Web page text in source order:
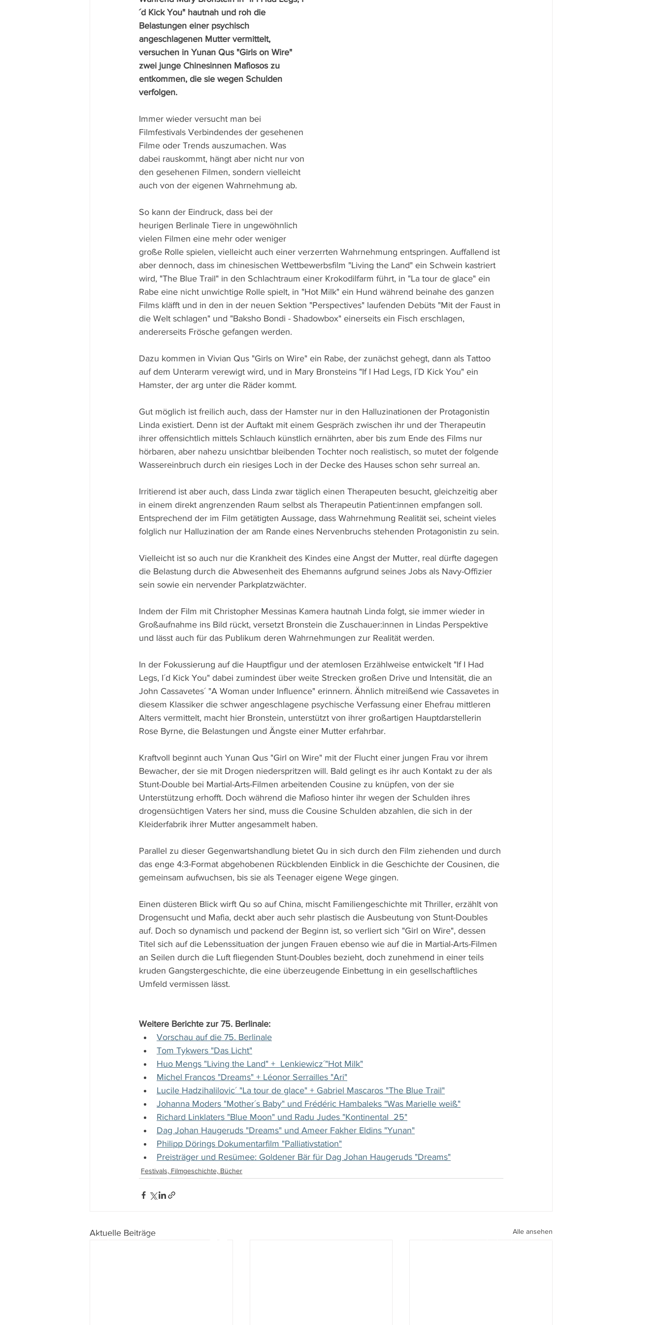
´d Kick You" hautnah und roh die
Belastungen einer psychisch
angeschlagenen Mutter vermittelt,
versuchen in Yunan Qus "Girls on Wire"
zwei junge Chinesinnen Mafiosos zu
entkommen, die sie wegen Schulden
verfolgen.
Immer wieder versucht man bei
Filmfestivals Verbindendes der gesehenen
Filme oder Trends auszumachen. Was
dabei rauskommt, hängt aber nicht nur von
den gesehenen Filmen, sondern vielleicht
auch von der eigenen Wahrnehmung ab.
So kann der Eindruck, dass bei der
heurigen Berlinale Tiere in ungewöhnlich
vielen Filmen eine mehr oder weniger
große Rolle spielen, vielleicht auch einer verzerrten Wahrnehmung entspringen. Auffallend ist
aber dennoch, dass im chinesischen Wettbewerbsfilm "Living the Land" ein Schwein kastriert
wird, "The Blue Trail" in den Schlachtraum einer Krokodilfarm führt, in "La tour de glace" ein
Rabe eine nicht unwichtige Rolle spielt, in "Hot Milk" ein Hund während beinahe des ganzen
Films kläfft und in den in der neuen Sektion "Perspectives" laufenden Debüts "Mit der Faust in
die Welt schlagen" und "Baksho Bondi - Shadowbox" einerseits ein Fisch erschlagen,
andererseits Frösche gefangen werden.
Dazu kommen in Vivian Qus "Girls on Wire" ein Rabe, der zunächst gehegt, dann als Tattoo
auf dem Unterarm verewigt wird, und in Mary Bronsteins "If I Had Legs, I´D Kick You" ein
Hamster, der arg unter die Räder kommt.
Gut möglich ist freilich auch, dass der Hamster nur in den Halluzinationen der Protagonistin
Linda existiert. Denn ist der Auftakt mit einem Gespräch zwischen ihr und der Therapeutin
ihrer offensichtlich mittels Schlauch künstlich ernährten, aber bis zum Ende des Films nur
hörbaren, aber nahezu unsichtbar bleibenden Tochter noch realistisch, so mutet der folgende
Wassereinbruch durch ein riesiges Loch in der Decke des Hauses schon sehr surreal an.
Irritierend ist aber auch, dass Linda zwar täglich einen Therapeuten besucht, gleichzeitig aber
in einem direkt angrenzenden Raum selbst als Therapeutin Patient:innen empfangen soll.
Entsprechend der im Film getätigten Aussage, dass Wahrnehmung Realität sei, scheint vieles
folglich nur Halluzination der am Rande eines Nervenbruchs stehenden Protagonistin zu sein.
Vielleicht ist so auch nur die Krankheit des Kindes eine Angst der Mutter, real dürfte dagegen
die Belastung durch die Abwesenheit des Ehemanns aufgrund seines Jobs als Navy-Offizier
sein sowie ein nervender Parkplatzwächter.
Indem der Film mit Christopher Messinas Kamera hautnah Linda folgt, sie immer wieder in
Großaufnahme ins Bild rückt, versetzt Bronstein die Zuschauer:innen in Lindas Perspektive
und lässt auch für das Publikum deren Wahrnehmungen zur Realität werden.
In der Fokussierung auf die Hauptfigur und der atemlosen Erzählweise entwickelt "If I Had
Legs, I´d Kick You" dabei zumindest über weite Strecken großen Drive und Intensität, die an
John Cassavetes´ "A Woman under Influence" erinnern. Ähnlich mitreißend wie Cassavetes in
diesem Klassiker die schwer angeschlagene psychische Verfassung einer Ehefrau mittleren
Alters vermittelt, macht hier Bronstein, unterstützt von ihrer großartigen Hauptdarstellerin
Rose Byrne, die Belastungen und Ängste einer Mutter erfahrbar.
Kraftvoll beginnt auch Yunan Qus "Girl on Wire" mit der Flucht einer jungen Frau vor ihrem
Bewacher, der sie mit Drogen niederspritzen will. Bald gelingt es ihr auch Kontakt zu der als
Stunt-Double bei Martial-Arts-Filmen arbeitenden Cousine zu knüpfen, von der sie
Unterstützung erhofft. Doch während die Mafioso hinter ihr wegen der Schulden ihres
drogensüchtigen Vaters her sind, muss die Cousine Schulden abzahlen, die sich in der
Kleiderfabrik ihrer Mutter angesammelt haben.
Parallel zu dieser Gegenwartshandlung bietet Qu in sich durch den Film ziehenden und durch
das enge 4:3-Format abgehobenen Rückblenden Einblick in die Geschichte der Cousinen, die
gemeinsam aufwuchsen, bis sie als Teenager eigene Wege gingen.
Einen düsteren Blick wirft Qu so auf China, mischt Familiengeschichte mit Thriller, erzählt von
Drogensucht und Mafia, deckt aber auch sehr plastisch die Ausbeutung von Stunt-Doubles
auf. Doch so dynamisch und packend der Beginn ist, so verliert sich "Girl on Wire", dessen
Titel sich auf die Lebenssituation der jungen Frauen ebenso wie auf die in Martial-Arts-Filmen
an Seilen durch die Luft fliegenden Stunt-Doubles bezieht, doch zunehmend in einer teils
kruden Gangstergeschichte, die eine überzeugende Einbettung in ein gesellschaftliches
Umfeld vermissen lässt.
Weitere Berichte zur 75. Berlinale:
Vorschau auf die 75. Berlinale
Tom Tykwers "Das Licht"
Huo Mengs "Living the Land" +  Lenkiewicz´"Hot Milk"
Michel Francos "Dreams" + Léonor Serrailles "Ari"
Lucile Hadzihalilovic´ "La tour de glace" + Gabriel Mascaros "The Blue Trail"
Johanna Moders "Mother´s Baby" und Frédéric Hambaleks "Was Marielle weiß"
Richard Linklaters "Blue Moon" und Radu Judes "Kontinental  25"
Dag Johan Haugeruds "Dreams" und Ameer Fakher Eldins "Yunan"
Philipp Dörings Dokumentarfilm "Palliativstation"
Preisträger und Resümee: Goldener Bär für Dag Johan Haugeruds "Dreams"
Festivals, Filmgeschichte, Bücher
Aktuelle Beiträge Alle ansehen
Impressum IDatenschutz walter.gasperi@film-netz.com